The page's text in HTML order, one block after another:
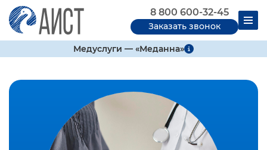
8 800 600-32-45
Заказать звонок
Медуслуги — «Меданна»